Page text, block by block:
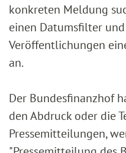
konkreten Meldung
einen Datumsfilter
Veröffentlichungen
an.
Der Bundesfinanzhof
den Abdruck oder die
Pressemitteilungen,